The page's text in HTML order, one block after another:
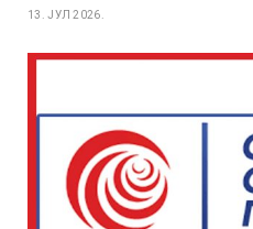
13. ЈУЛ 2026.